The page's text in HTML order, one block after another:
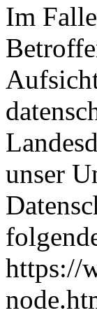
Im
unser
https://